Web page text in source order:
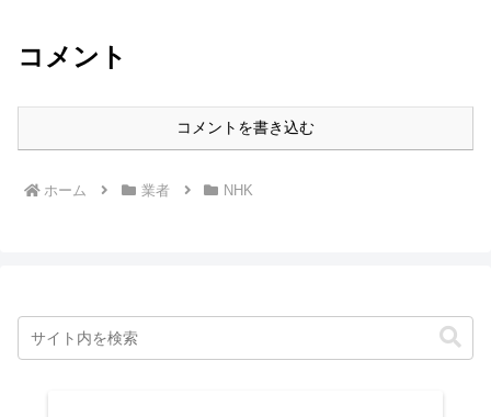
コメント
コメントを書き込む
ホーム 業者 NHK